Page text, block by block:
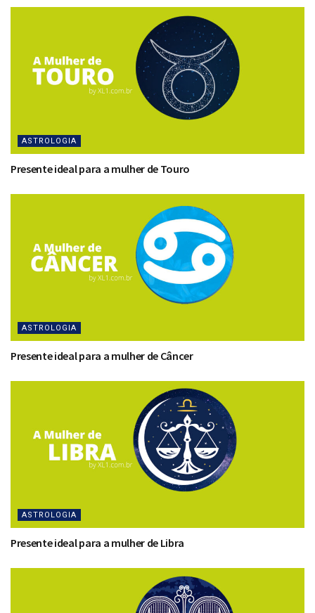
ASTROLOGIA
Presente ideal para a mulher de Touro
ASTROLOGIA
Presente ideal para a mulher de Câncer
ASTROLOGIA
Presente ideal para a mulher de Libra